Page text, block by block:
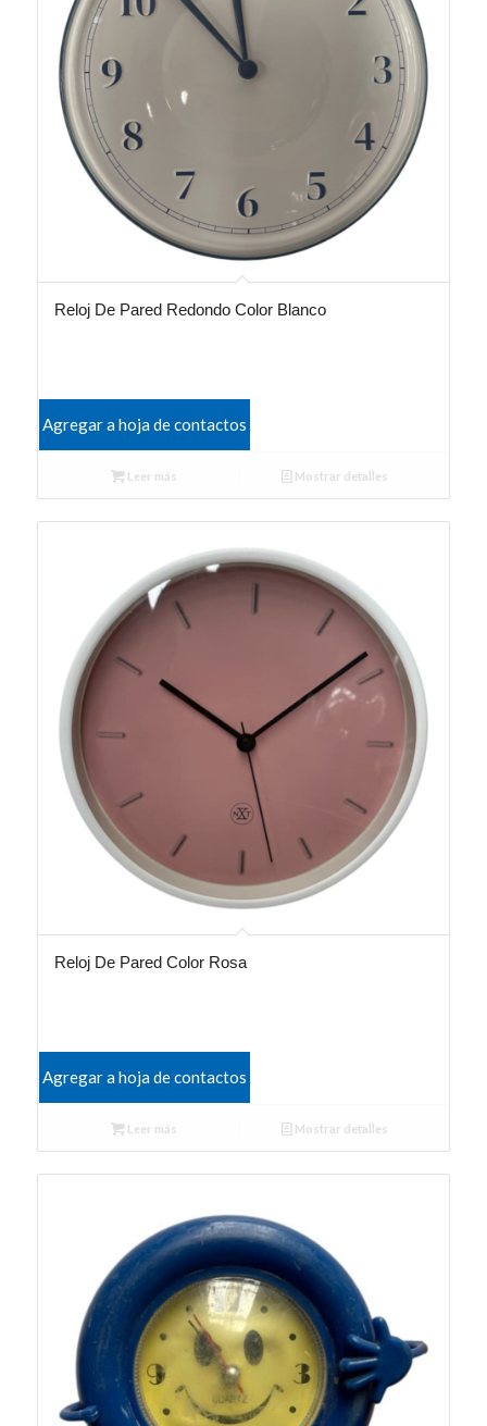
Reloj De Pared Redondo Color Blanco
Agregar a hoja de contactos
Leer más Mostrar detalles
Reloj De Pared Color Rosa
Agregar a hoja de contactos
Leer más Mostrar detalles